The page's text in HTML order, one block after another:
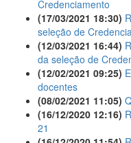
Credenciamento
(17/03/2021 18:30)
seleção de
(12/03/2021 16:44)
da seleção de
(12/02/2021 09:25)
docentes
(08/02/2021 11:05)
(16/12/2020 12:16)
21